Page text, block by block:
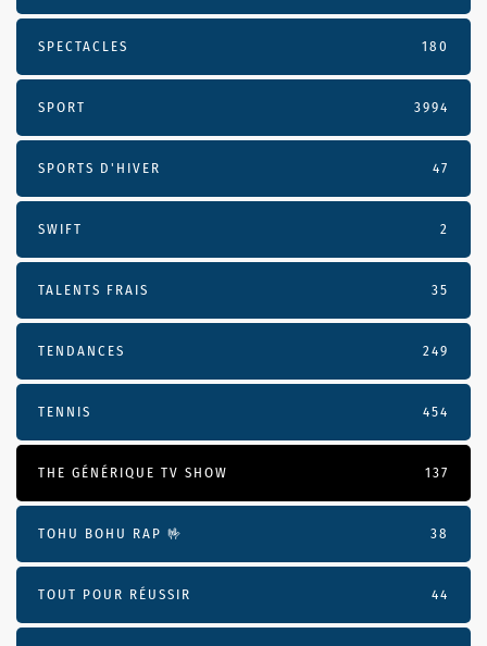
SPECTACLES 180
SPORT 3994
SPORTS D'HIVER 47
SWIFT 2
TALENTS FRAIS 35
TENDANCES 249
TENNIS 454
THE GÉNÉRIQUE TV SHOW 137
TOHU BOHU RAP 🤟 38
TOUT POUR RÉUSSIR 44